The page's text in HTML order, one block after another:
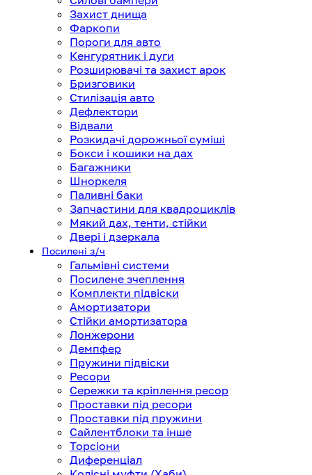
Захист днища
Фаркопи
Пороги для авто
Кенгурятник і дуги
Розширювачі та захист арок
Бризговики
Стилізація авто
Дефлектори
Відвали
Розкидачі дорожньої суміші
Бокси і кошики на дах
Багажники
Шноркеля
Паливні баки
Запчастини для квадроциклів
Мякий дах, тенти, стійки
Двері і дзеркала
Посилені з/ч
Гальмівні системи
Посилене зчеплення
Комплекти підвіски
Амортизатори
Стійки амортизатора
Лонжерони
Демпфер
Пружини підвіски
Ресори
Сережки та кріплення ресор
Проставки під ресори
Проставки під пружини
Сайлентблоки та інше
Торсіони
Диференціал